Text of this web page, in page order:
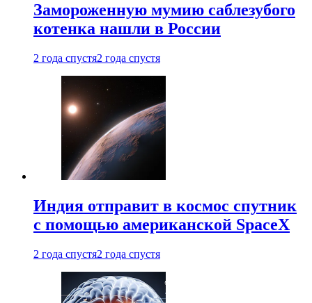
Замороженную мумию саблезубого
котенка нашли в России
2 года спустя2 года спустя
Индия отправит в космос спутник
с помощью американской SpaceX
2 года спустя2 года спустя